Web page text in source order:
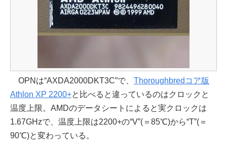
OPNは“AXDA2000DKT3C”で、 Thoroughbredコア版
Athlon XP 2200+と比べると違っているのはクロックと
温度上限。AMDのデータシートによると実クロックは
1.67GHzで、温度上限は2200+の“V”(＝85℃)から“T”(＝
90℃)と変わっている。